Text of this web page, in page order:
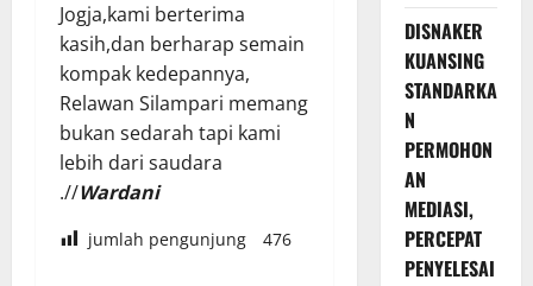
Jogja,kami berterima
kasih,dan berharap semain
kompak kedepannya,
Relawan Silampari memang
bukan sedarah tapi kami
lebih dari saudara
.//Wardani
jumlah pengunjung 476
DISNAKER
KUANSING
STANDARKA
N
PERMOHON
AN
MEDIASI,
PERCEPAT
PENYELESAI